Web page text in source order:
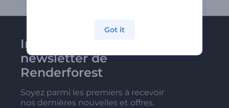
Inscrivez-vous à la
newsletter de
Renderforest
Soyez parmi les premiers à recevoir
nos dernières nouvelles et offres.
Got it